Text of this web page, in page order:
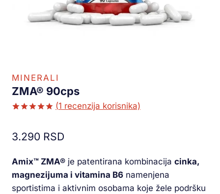
MINERALI
ZMA® 90cps
na osnovu
ocene
(1 recenzija korisnika)
3.290 RSD
Amix™ ZMA® je patentirana kombinacija cinka,
magnezijuma i vitamina B6 namenjena
sportistima i aktivnim osobama koje žele podršku